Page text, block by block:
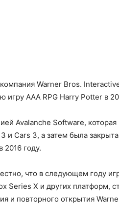
Warner Bros.
игру AAA RPG Harry Potter в
Avalanche Software,
и Cars 3, а затем была
2016 году.
что в следующем году
Series X и других платформ,
и повторного открытия